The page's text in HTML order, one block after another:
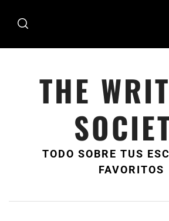
THE
TODO SOBRE TUS
FAVORITOS